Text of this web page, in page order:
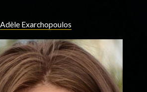
Adèle Exarchopoulos